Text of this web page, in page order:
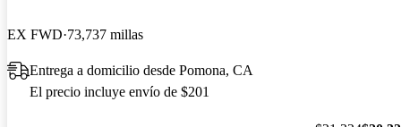
EX FWD 73,737 millas
Entrega a domicilio desde Pomona, CA
El precio incluye envío de $201